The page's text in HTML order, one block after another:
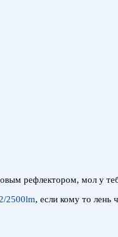
рефлектором, мол у
2500lm, если кому то лень